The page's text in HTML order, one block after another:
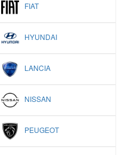
FIAT
HYUNDAI
LANCIA
NISSAN
PEUGEOT